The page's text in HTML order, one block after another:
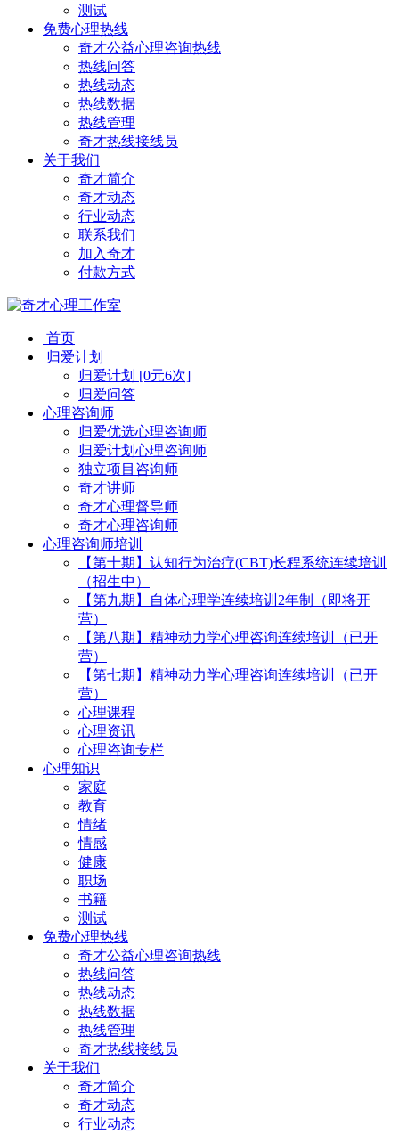
测试
免费心理热线
奇才公益心理咨询热线
热线问答
热线动态
热线数据
热线管理
奇才热线接线员
关于我们
奇才简介
奇才动态
行业动态
联系我们
加入奇才
付款方式
首页
归爱计划
归爱计划 [0元6次]
归爱问答
心理咨询师
归爱优选心理咨询师
归爱计划心理咨询师
独立项目咨询师
奇才讲师
奇才心理督导师
奇才心理咨询师
心理咨询师培训
【第十期】认知行为治疗(CBT)长程系统连续培训
（招生中）
【第九期】自体心理学连续培训2年制（即将开
营）
【第八期】精神动力学心理咨询连续培训（已开
营）
【第七期】精神动力学心理咨询连续培训（已开
营）
心理课程
心理资讯
心理咨询专栏
心理知识
家庭
教育
情绪
情感
健康
职场
书籍
测试
免费心理热线
奇才公益心理咨询热线
热线问答
热线动态
热线数据
热线管理
奇才热线接线员
关于我们
奇才简介
奇才动态
行业动态